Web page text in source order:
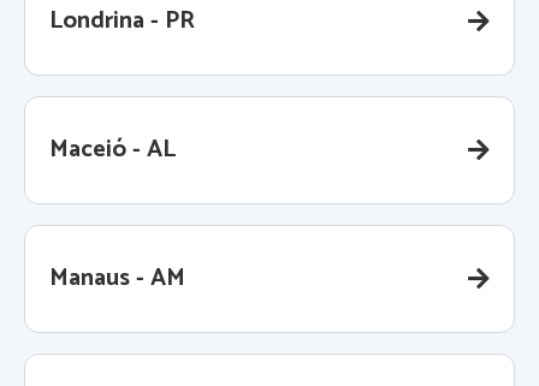
Londrina - PR
Maceió - AL
Manaus - AM